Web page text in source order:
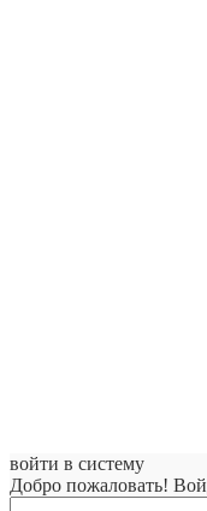
войти в систему
Добро пожаловать!